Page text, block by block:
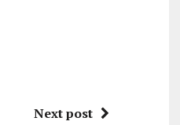
Next post